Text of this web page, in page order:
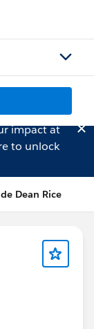
impact at
to unlock
Dean Rice